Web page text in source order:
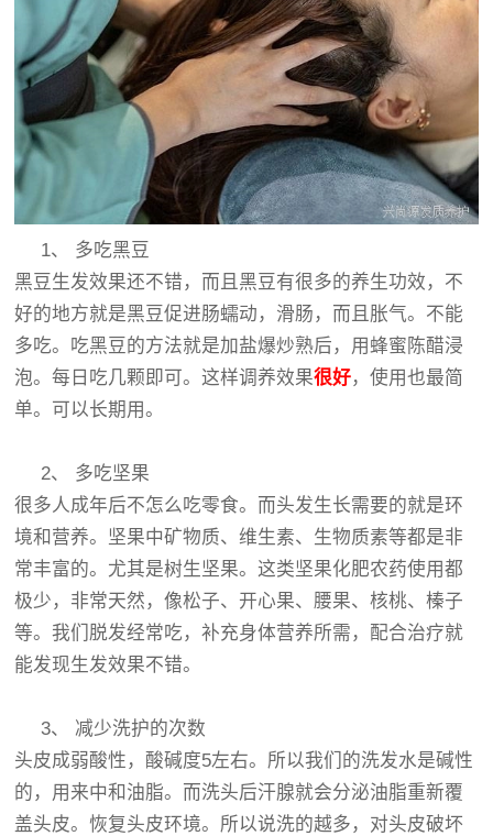
1、 多吃黑豆
黑豆生发效果还不错，而且黑豆有很多的养生功效，不
好的地方就是黑豆促进肠蠕动，滑肠，而且胀气。不能
多吃。吃黑豆的方法就是加盐爆炒熟后，用蜂蜜陈醋浸
泡。每日吃几颗即可。这样调养效果很好，使用也最简
单。可以长期用。
2、 多吃坚果
很多人成年后不怎么吃零食。而头发生长需要的就是环
境和营养。坚果中矿物质、维生素、生物质素等都是非
常丰富的。尤其是树生坚果。这类坚果化肥农药使用都
极少，非常天然，像松子、开心果、腰果、核桃、榛子
等。我们脱发经常吃，补充身体营养所需，配合治疗就
能发现生发效果不错。
3、 减少洗护的次数
头皮成弱酸性，酸碱度5左右。所以我们的洗发水是碱性
的，用来中和油脂。而洗头后汗腺就会分泌油脂重新覆
盖头皮。恢复头皮环境。所以说洗的越多，对头皮破坏